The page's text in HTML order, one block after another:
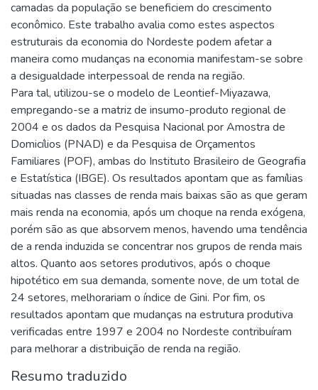
camadas da população se beneficiem do crescimento
econômico. Este trabalho avalia como estes aspectos
estruturais da economia do Nordeste podem afetar a
maneira como mudanças na economia manifestam-se sobre
a desigualdade interpessoal de renda na região.
Para tal, utilizou-se o modelo de Leontief-Miyazawa,
empregando-se a matriz de insumo-produto regional de
2004 e os dados da Pesquisa Nacional por Amostra de
Domicílios (PNAD) e da Pesquisa de Orçamentos
Familiares (POF), ambas do Instituto Brasileiro de Geografia
e Estatística (IBGE). Os resultados apontam que as famílias
situadas nas classes de renda mais baixas são as que geram
mais renda na economia, após um choque na renda exógena,
porém são as que absorvem menos, havendo uma tendência
de a renda induzida se concentrar nos grupos de renda mais
altos. Quanto aos setores produtivos, após o choque
hipotético em sua demanda, somente nove, de um total de
24 setores, melhorariam o índice de Gini. Por fim, os
resultados apontam que mudanças na estrutura produtiva
verificadas entre 1997 e 2004 no Nordeste contribuíram
para melhorar a distribuição de renda na região.
Resumo traduzido